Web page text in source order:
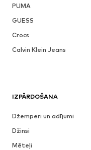
PUMA
GUESS
Crocs
Calvin Klein Jeans
IZPĀRDOŠANA
Džemperi un adījumi
Džinsi
Mēteļi